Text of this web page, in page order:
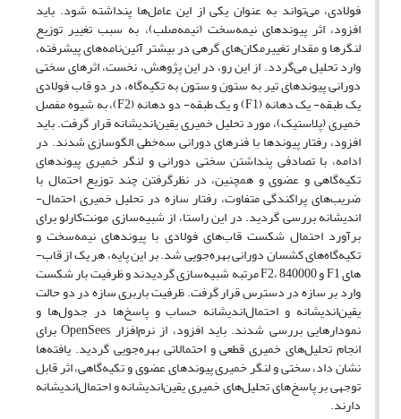
فولادی، می‌­تواند به عنوان یکی از این عامل­‌ها پنداشته شود. باید
افزود، اثر پیوندهای نیمه­‌سخت (نیمه‌­صلب)، به سبب تغییر توزیع
لنگرها و مقدار تغییرمکان­‌های گرهی در بیشتر آئین­‌نامه­‌های پیشرفته،
وارد تحلیل می­‌گردد. از این رو، در این پژوهش، نخست، اثرهای سختی
دورانی پیوندهای تیر به ستون و ستون به تکیه­‌گاه، در دو قاب فولادی
یک طبقه- یک دهانه (F1) و یک طبقه- دو دهانه (F2)، به شیوه مفصل
خمیری (پلاستیک)، مورد تحلیل خمیری یقین‌­اندیشانه قرار گرفت. باید
افزود، رفتار پیوندها با فنرهای دورانی سه­‌خطی الگوسازی شدند. در
ادامه، با تصادفی پنداشتن سختی دورانی و لنگر خمیری پیوندهای
تکیه‌­گاهی و عضوی و همچنین، در نظر­گرفتن چند توزیع احتمال با
ضریب‌­های پراکندگی متفاوت، رفتار سازه در تحلیل خمیری احتمال‌­
اندیشانه بررسی گردید. در این راستا، از شبیه­‌سازی مونت­‌کارلو برای
برآورد احتمال شکست قاب‌­های فولادی با پیوندهای نیمه­‌سخت و
تکیه‌­گاه‌­های کشسان دورانی بهره‌­جویی شد. بر این پایه، هر یک از قاب‌­
های F1 و F2، 840000 مرتبه شبیه­‌سازی گردیدند و ظرفیت بار شکست
وارد بر سازه در دسترس قرار گرفت. ظرفیت باربری سازه در دو حالت
یقین‌اندیشانه و احتمال‌اندیشانه حساب و پاسخ­‌ها در جدول­‌ها و
نمودارهایی بررسی شدند. باید افزود، از نرم‌­افزار OpenSees برای
انجام تحلیل­‌های خمیری قطعی و احتمالاتی بهره‌­جویی گردید. یافته‌­ها
نشان داد، سختی و لنگر خمیری پیوندهای عضوی و تکیه‌­گاهی، اثر قابل­‌
توجهی بر پاسخ‌­های تحلیل­‌های خمیری یقین‌­اندیشانه و احتمال­‌اندیشانه
دارند.